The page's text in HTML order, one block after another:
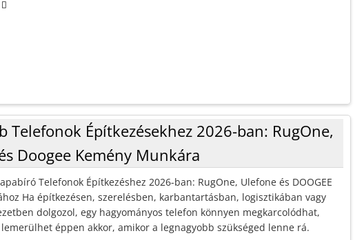
Telefonok Építkezésekhez 2026-ban: RugOne,
Doogee Kemény Munkára
Telefonok Építkezéshez 2026-ban: RugOne, Ulefone és DOOGEE
Ha építkezésen, szerelésben, karbantartásban, logisztikában vagy
dolgozol, egy hagyományos telefon könnyen megkarcolódhat,
éppen akkor, amikor a legnagyobb szükséged lenne rá.